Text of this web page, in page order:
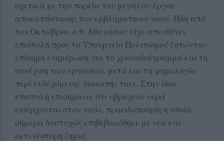
σχετικά με την πορεία του μεγάλου έργου
αποκατάστασης του εμβληματικού ναού. Ήδη από
τον Οκτώβριο, ο π. Αθανάσιος είχε απευθύνει
επιστολή προς το Υπουργείο Πολιτισμού ζητώντας
επίσημη ενημέρωση για το χρονοδιάγραμμα και τη
συνέχιση των εργασιών, μετά και τη φημολογία
περί ενδεχόμενης διακοπής τους. Στην ίδια
επιστολή επισήμαινε ότι «βρόχινα νερά
εισέρχονται στον ναό», προειδοποίηση η οποία
σήμερα δυστυχώς επιβεβαιώθηκε με νέα και
εκτενέστερη ζημιά.